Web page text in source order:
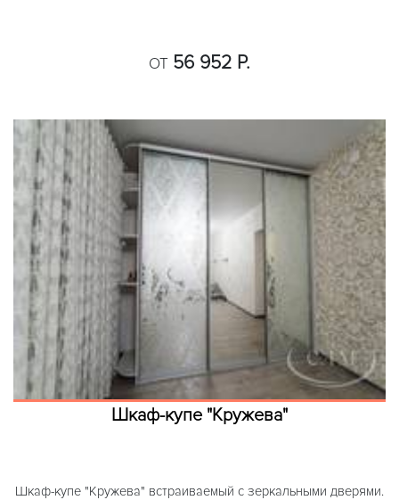
ОТ 56 952 Р.
Шкаф-купе "Кружева"
Шкаф-купе "Кружева" встраиваемый с зеркальными дверями.